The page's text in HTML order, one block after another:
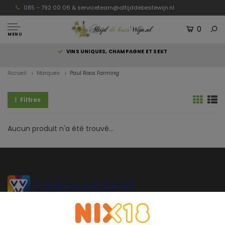
085 – 792 00 06 & serviceteam@altijddebestewijn.nl
MENU
0
VINS UNIQUES, CHAMPAGNE ET SEKT
Accueil Marques Paul Roos Farming
Filtres
Aucun produit n'a été trouvé...
Altijddebestewijn.nl ne propose que des vins de qualité supérieure
provenant directement du vigneron et élaborés et mis en bouteille